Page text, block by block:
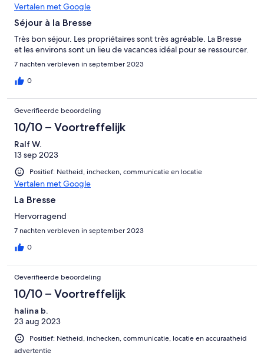
Vertalen met Google
Séjour à la Bresse
Très bon séjour. Les propriétaires sont très agréable. La Bresse
et les environs sont un lieu de vacances idéal pour se ressourcer.
7 nachten verbleven in september 2023
0
Geverifieerde beoordeling
10/10 – Voortreffelijk
Ralf W.
13 sep 2023
Positief: Netheid, inchecken, communicatie en locatie
Vertalen met Google
La Bresse
Hervorragend
7 nachten verbleven in september 2023
0
Geverifieerde beoordeling
10/10 – Voortreffelijk
halina b.
23 aug 2023
Positief: Netheid, inchecken, communicatie, locatie en accuraatheid
advertentie